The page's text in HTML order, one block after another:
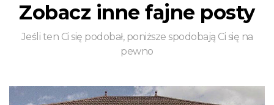
Zobacz inne fajne posty
Jeśli ten Ci się podobał, poniższe spodobają Ci się na
pewno